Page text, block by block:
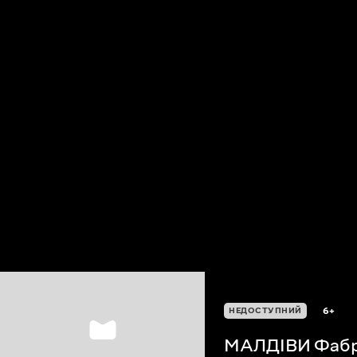
НЕДОСТУПНИЙ 6+
МАЛДІВИ